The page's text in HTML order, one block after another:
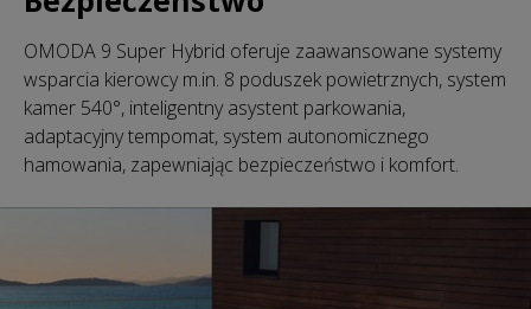
OMODA 9 Super Hybrid oferuje zaawansowane systemy
wsparcia kierowcy m.in. 8 poduszek powietrznych, system
kamer 540°, inteligentny asystent parkowania,
adaptacyjny tempomat, system autonomicznego
hamowania, zapewniając bezpieczeństwo i komfort.